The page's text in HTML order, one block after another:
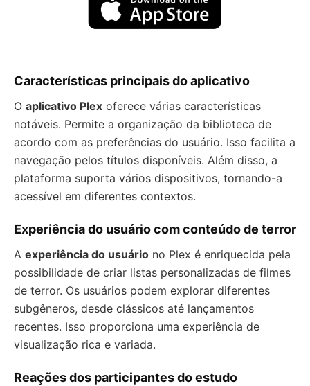
Características principais do aplicativo
O aplicativo Plex oferece várias características
notáveis. Permite a organização da biblioteca de
acordo com as preferências do usuário. Isso facilita a
navegação pelos títulos disponíveis. Além disso, a
plataforma suporta vários dispositivos, tornando-a
acessível em diferentes contextos.
Experiência do usuário com conteúdo de terror
A experiência do usuário no Plex é enriquecida pela
possibilidade de criar listas personalizadas de filmes
de terror. Os usuários podem explorar diferentes
subgêneros, desde clássicos até lançamentos
recentes. Isso proporciona uma experiência de
visualização rica e variada.
Reações dos participantes do estudo